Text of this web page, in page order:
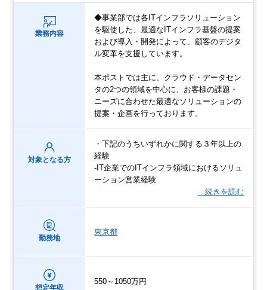
業務内容
◆事業部では各ITインフラソリューション
を駆使した、最適なITインフラ基盤の提案
および導入・開発によって、顧客のデジタ
ル変革を支援しています。
本ポストでは主に、クラウド・データセン
タの2つの領域を中心に、お客様の課題・
ニーズに合わせた最適なソリューションの
提案・企画を行っております。
対象となる方
・下記のうちいずれかに関する３年以上の
経験
-IT企業でのITインフラ領域におけるソリュ
ーション営業経験
…続きを読む
勤務地
東京都
想定年収
550～1050万円